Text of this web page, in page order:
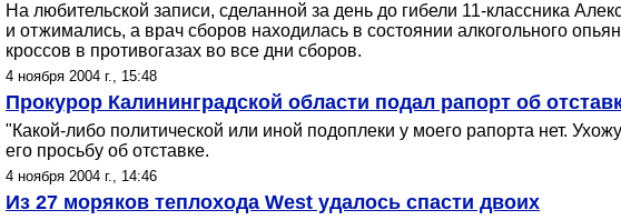
На любительской записи, сделанной за день до гибели 11-классника
и отжимались, а врач сборов находилась в состоянии алкогольного
кроссов в противогазах во все дни сборов.
4 ноября 2004 г., 15:48
Прокурор Калининградской области подал рапорт об
"Какой-либо политической или иной подоплеки у моего рапорта нет.
его просьбу об отставке.
4 ноября 2004 г., 14:46
Из 27 моряков теплохода West удалось спасти двоих